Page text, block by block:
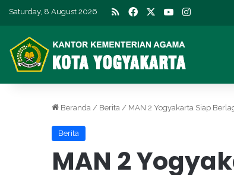
Saturday, 8 August 2026 RSS Facebook YouTube
Beranda / Berita / MAN 2 Yogyakarta Siap
Berita
MAN 2